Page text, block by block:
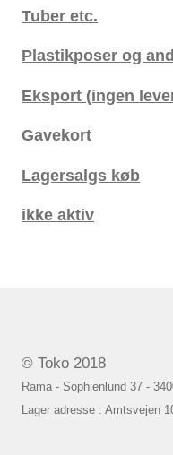
Tuber etc.
Plastikposer og
Eksport (ingen
Gavekort
Lagersalgs køb
ikke aktiv
© Toko 2018
Rama - Sophienlund 37 -
Lager adresse : Amtsvejen